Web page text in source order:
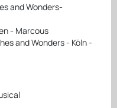
and Wonders-
- Marcous
and Wonders - Köln -